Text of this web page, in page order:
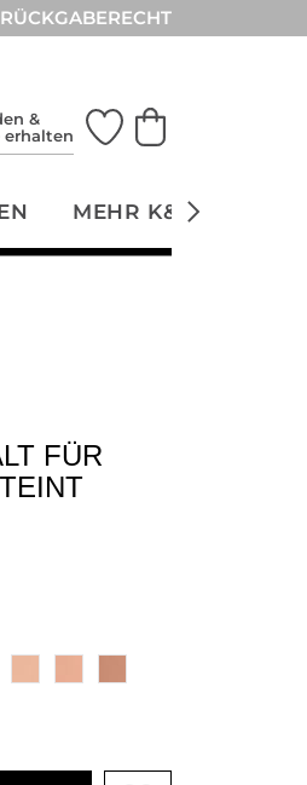
&
erhalten
MEHR K&Ö
FÜR